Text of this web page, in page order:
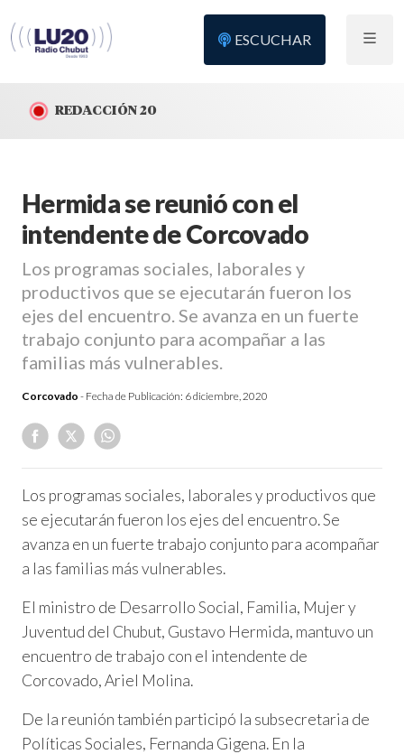
ESCUCHAR
REDACCIÓN 20
Hermida se reunió con el
intendente de Corcovado
Los programas sociales, laborales y
productivos que se ejecutarán fueron los
ejes del encuentro. Se avanza en un fuerte
trabajo conjunto para acompañar a las
familias más vulnerables.
Corcovado - Fecha de Publicación: 6 diciembre, 2020
Los programas sociales, laborales y productivos que
se ejecutarán fueron los ejes del encuentro. Se
avanza en un fuerte trabajo conjunto para acompañar
a las familias más vulnerables.
El ministro de Desarrollo Social, Familia, Mujer y
Juventud del Chubut, Gustavo Hermida, mantuvo un
encuentro de trabajo con el intendente de
Corcovado, Ariel Molina.
De la reunión también participó la subsecretaria de
Políticas Sociales, Fernanda Gigena. En la